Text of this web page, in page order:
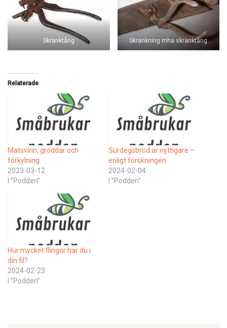
Skränktång Skränkning mha skränktång
Relaterade
Matsvinn, groddar och
förkylning
2023-03-12
I ”Podden”
Surdegsbröd är nyttigare –
enligt forskningen
2024-02-04
I ”Podden”
Hur mycket flingor har du i
din fil?
2024-02-23
I ”Podden”